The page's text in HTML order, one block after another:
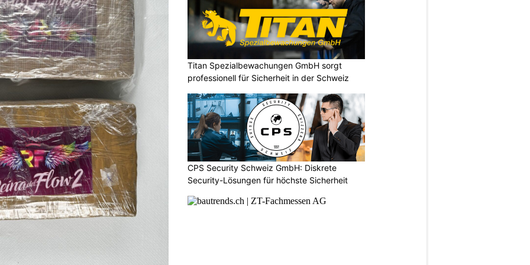
Titan Spezialbewachungen GmbH sorgt
professionell für Sicherheit in der Schweiz
CPS Security Schweiz GmbH: Diskrete
Security-Lösungen für höchste Sicherheit